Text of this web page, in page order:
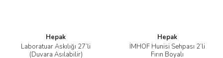
Hepak
Laboratuar Askılığı 27’li
(Duvara Asılabilir)
Hepak
İMHOF Hunisi Sehpası 2’li
Fırın Boyalı